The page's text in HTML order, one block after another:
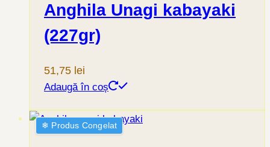
Anghila Unagi kabayaki
(227gr)
51,75 lei
Adaugă în coș
❄︎ Produs Congelat